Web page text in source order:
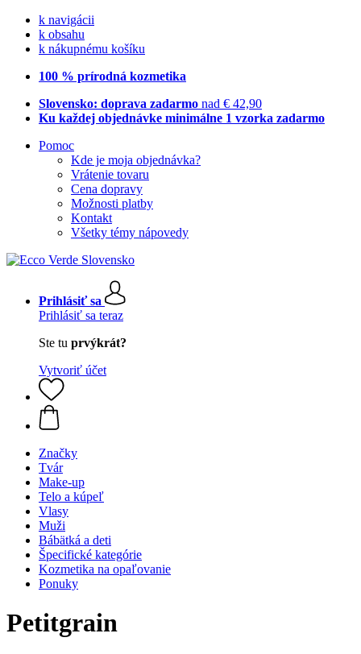
k navigácii
k obsahu
k nákupnému košíku
100 % prírodná kozmetika
Slovensko: doprava zadarmo nad € 42,90
Ku každej objednávke minimálne 1 vzorka zadarmo
Pomoc
Kde je moja objednávka?
Vrátenie tovaru
Cena dopravy
Možnosti platby
Kontakt
Všetky témy nápovedy
Prihlásiť sa
Prihlásiť sa teraz
Ste tu prvýkrát?
Vytvoriť účet
Značky
Tvár
Make-up
Telo a kúpeľ
Vlasy
Muži
Bábätká a deti
Špecifické kategórie
Kozmetika na opaľovanie
Ponuky
Petitgrain